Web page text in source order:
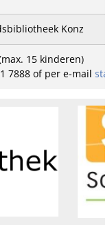
Konz
15 kinderen)
7888 of per e-mail